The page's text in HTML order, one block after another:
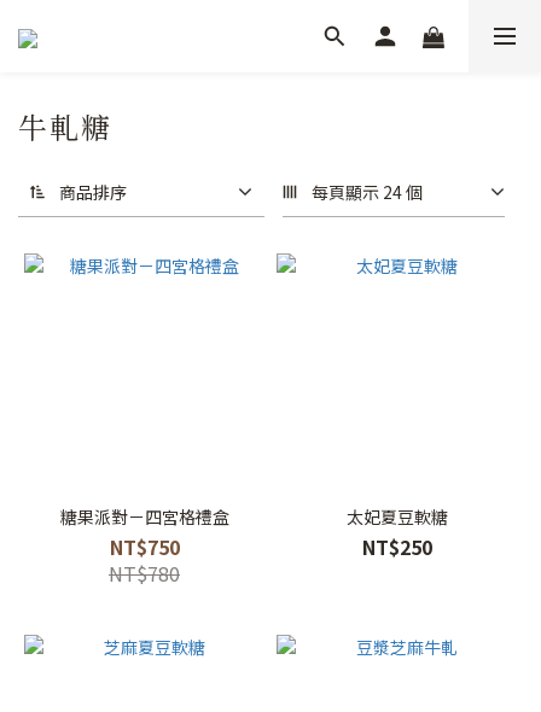
牛軋糖
商品排序 每頁顯示 24 個
糖果派對－四宮格禮盒
NT$750
NT$780
太妃夏豆軟糖
NT$250